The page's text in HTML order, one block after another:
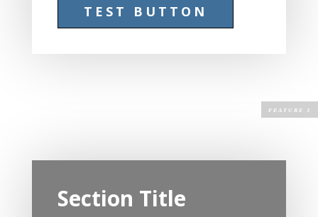
TEST BUTTON
Section Title